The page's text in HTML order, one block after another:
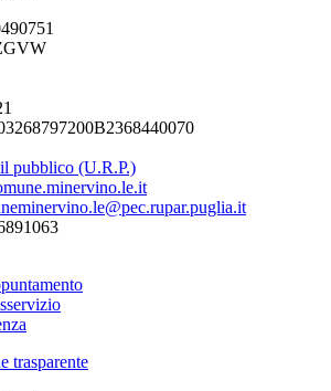
pubblico (U.R.P.)
trasparente